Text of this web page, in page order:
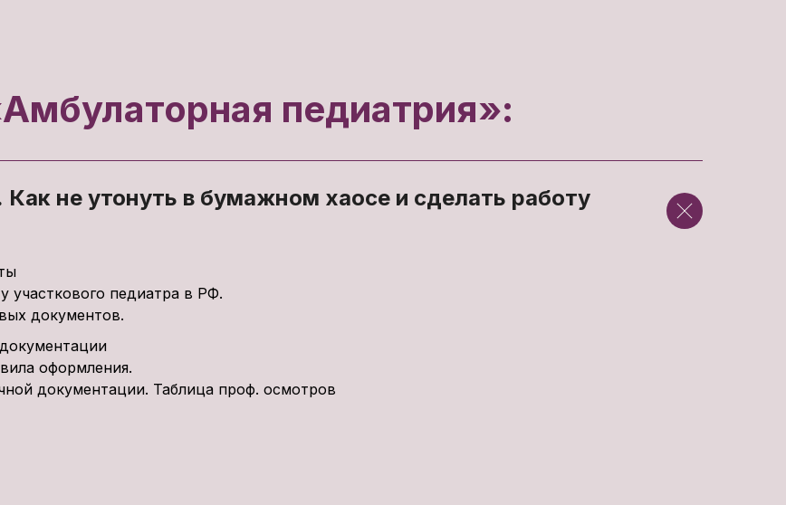
педиатрия»:
не утонуть в бумажном хаосе и сделать работу
участкового педиатра в РФ.
документов.
оформления.
документации. Таблица проф. осмотров